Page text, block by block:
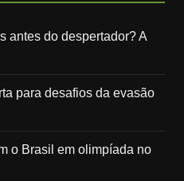
antes do despertador? A
para desafios da evasão
o Brasil em olimpíada no